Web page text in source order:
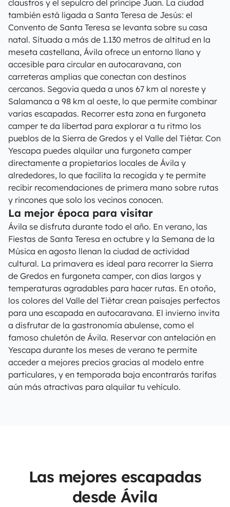
claustros y el sepulcro del príncipe Juan. La ciudad
también está ligada a Santa Teresa de Jesús: el
Convento de Santa Teresa se levanta sobre su casa
natal. Situada a más de 1.130 metros de altitud en la
meseta castellana, Ávila ofrece un entorno llano y
accesible para circular en autocaravana, con
carreteras amplias que conectan con destinos
cercanos. Segovia queda a unos 67 km al noreste y
Salamanca a 98 km al oeste, lo que permite combinar
varias escapadas. Recorrer esta zona en furgoneta
camper te da libertad para explorar a tu ritmo los
pueblos de la Sierra de Gredos y el Valle del Tiétar. Con
Yescapa puedes alquilar una furgoneta camper
directamente a propietarios locales de Ávila y
alrededores, lo que facilita la recogida y te permite
recibir recomendaciones de primera mano sobre rutas
y rincones que solo los vecinos conocen.
La mejor época para visitar
Ávila se disfruta durante todo el año. En verano, las
Fiestas de Santa Teresa en octubre y la Semana de la
Música en agosto llenan la ciudad de actividad
cultural. La primavera es ideal para recorrer la Sierra
de Gredos en furgoneta camper, con días largos y
temperaturas agradables para hacer rutas. En otoño,
los colores del Valle del Tiétar crean paisajes perfectos
para una escapada en autocaravana. El invierno invita
a disfrutar de la gastronomía abulense, como el
famoso chuletón de Ávila. Reservar con antelación en
Yescapa durante los meses de verano te permite
acceder a mejores precios gracias al modelo entre
particulares, y en temporada baja encontrarás tarifas
aún más atractivas para alquilar tu vehículo.
Las mejores escapadas
desde Ávila